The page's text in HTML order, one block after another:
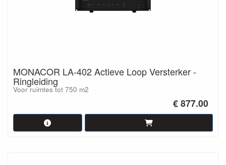
MONACOR LA-402 Actieve Loop Versterker -
Ringleiding
Voor ruimtes tot 750 m2
€ 877.00